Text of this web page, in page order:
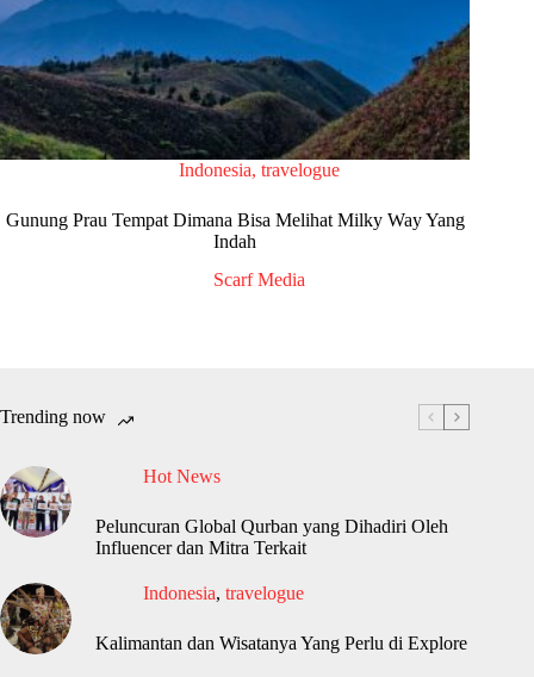
Indonesia, travelogue
Gunung Prau Tempat Dimana Bisa Melihat Milky Way Yang
Indah
Scarf Media
Trending now
Hot News
Peluncuran Global Qurban yang Dihadiri Oleh
Influencer dan Mitra Terkait
Indonesia, travelogue
Kalimantan dan Wisatanya Yang Perlu di Explore